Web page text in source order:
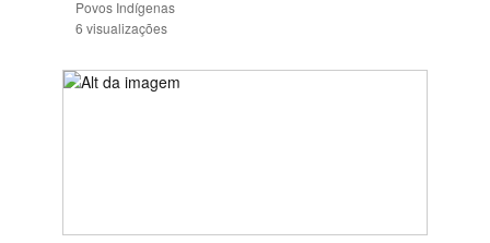
Povos Indígenas
6 visualizações